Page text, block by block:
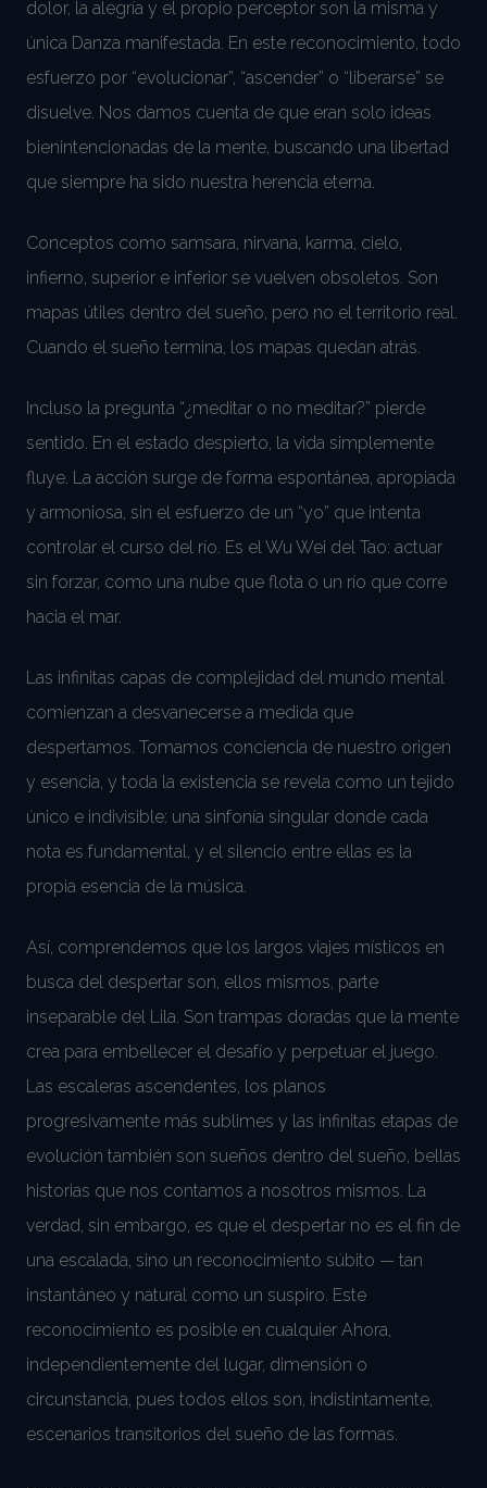
dolor, la alegría y el propio perceptor son la misma y
única Danza manifestada. En este reconocimiento, todo
esfuerzo por “evolucionar”, “ascender” o “liberarse” se
disuelve. Nos damos cuenta de que eran solo ideas
bienintencionadas de la mente, buscando una libertad
que siempre ha sido nuestra herencia eterna.
Conceptos como samsara, nirvana, karma, cielo,
infierno, superior e inferior se vuelven obsoletos. Son
mapas útiles dentro del sueño, pero no el territorio real.
Cuando el sueño termina, los mapas quedan atrás.
Incluso la pregunta “¿meditar o no meditar?” pierde
sentido. En el estado despierto, la vida simplemente
fluye. La acción surge de forma espontánea, apropiada
y armoniosa, sin el esfuerzo de un “yo” que intenta
controlar el curso del río. Es el Wu Wei del Tao: actuar
sin forzar, como una nube que flota o un río que corre
hacia el mar.
Las infinitas capas de complejidad del mundo mental
comienzan a desvanecerse a medida que
despertamos. Tomamos conciencia de nuestro origen
y esencia, y toda la existencia se revela como un tejido
único e indivisible: una sinfonía singular donde cada
nota es fundamental, y el silencio entre ellas es la
propia esencia de la música.
Así, comprendemos que los largos viajes místicos en
busca del despertar son, ellos mismos, parte
inseparable del Lila. Son trampas doradas que la mente
crea para embellecer el desafío y perpetuar el juego.
Las escaleras ascendentes, los planos
progresivamente más sublimes y las infinitas etapas de
evolución también son sueños dentro del sueño, bellas
historias que nos contamos a nosotros mismos. La
verdad, sin embargo, es que el despertar no es el fin de
una escalada, sino un reconocimiento súbito — tan
instantáneo y natural como un suspiro. Este
reconocimiento es posible en cualquier Ahora,
independientemente del lugar, dimensión o
circunstancia, pues todos ellos son, indistintamente,
escenarios transitorios del sueño de las formas.